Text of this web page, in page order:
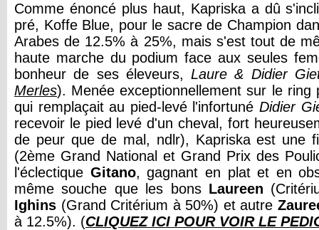
Comme énoncé plus haut, Kapriska a dû
pré, Koffe Blue, pour le sacre de Champion
Arabes de 12.5% à 25%, mais s'est tout de
haute marche du podium face aux seules
bonheur de ses éleveurs,Laure & Didier
Merles). Menée exceptionnellement sur le
qui remplaçait au pied-levé l'infortuné Didier
recevoir le pied levé d'un cheval, fort
de peur que de mal, ndlr), Kapriska est une
(2ème Grand National et Grand Prix des
l'éclectique Gitano, gagnant en plat et en
même souche que les bonsLaureen
Ighins (Grand Critérium à 50%) et autre
à 12.5%). (CLIQUEZ ICI POUR VOIR LE